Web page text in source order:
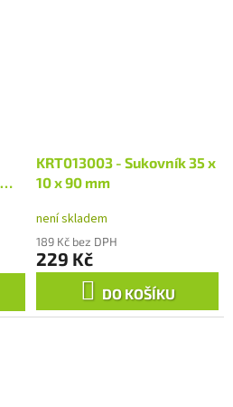
KRT013003 - Sukovník 35 x
10 x 90 mm
není skladem
189 Kč bez DPH
229 Kč
DO KOŠÍKU